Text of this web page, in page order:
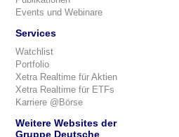
Events und Webinare
Services
Watchlist
Portfolio
Xetra Realtime für Aktien
Xetra Realtime für ETFs
Karriere @Börse
Weitere Websites der
Gruppe Deutsche